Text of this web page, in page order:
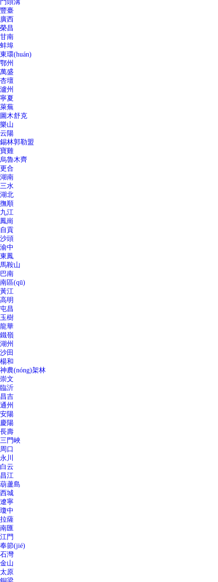
門頭溝
豐臺
廣西
榮昌
甘南
蚌埠
東環(huán)
鄂州
萬盛
杏壇
瀘州
寧夏
萊蕪
圖木舒克
樂山
云陽
錫林郭勒盟
寶雞
烏魯木齊
更合
湖南
三水
湖北
撫順
九江
鳳崗
自貢
沙頭
渝中
東鳳
馬鞍山
巴南
南區(qū)
黃江
高明
屯昌
玉樹
龍華
鐵嶺
湖州
沙田
楊和
神農(nóng)架林
崇文
臨沂
昌吉
通州
安陽
慶陽
長壽
三門峽
周口
永川
白云
昌江
葫蘆島
西城
遼寧
瓊中
拉薩
南匯
江門
奉節(jié)
石灣
金山
太原